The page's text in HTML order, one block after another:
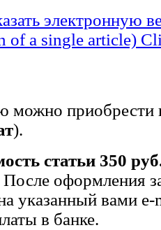
электронную
of a single article)
можно приобрести
).
статьи 350
После оформления
указанный вами
в банке.